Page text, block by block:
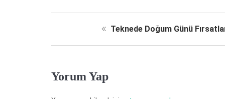
Teknede Doğum Günü
Yorum Yap